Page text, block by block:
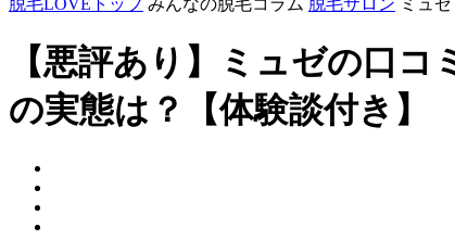
【悪評あり】ミュゼの口
の実態は？【体験談付き】